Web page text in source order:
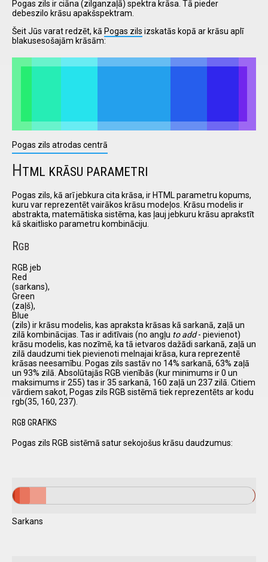
I have
read and
accept the
terms and
Pogas zils ir ciāna (zilganzaļā) spektra krāsa. Tā pieder
debeszilo krāsu apakšspektram.
Šeit Jūs varat redzēt, kā Pogas zils izskatās kopā ar krāsu aplī
blakusesošajām krāsām:
Pogas zils atrodas centrā
HTML KRĀSU PARAMETRI
Pogas zils, kā arī jebkura cita krāsa, ir HTML parametru kopums,
kuru var reprezentēt vairākos krāsu modeļos. Krāsu modelis ir
abstrakta, matemātiska sistēma, kas ļauj jebkuru krāsu aprakstīt
kā skaitlisko parametru kombināciju.
RGB
RGB jeb
Red
(sarkans),
Green
(zaļš),
Blue
(zils) ir krāsu modelis, kas apraksta krāsas kā sarkanā, zaļā un
zilā kombinācijas. Tas ir aditīvais (no angļu to add- pievienot)
krāsu modelis, kas nozīmē, ka tā ietvaros dažādi sarkanā, zaļā un
zilā daudzumi tiek pievienoti melnajai krāsa, kura reprezentē
krāsas neesamību. Pogas zils sastāv no 14% sarkanā, 63% zaļā
un 93% zilā. Absolūtajās RGB vienībās (kur minimums ir 0 un
maksimums ir 255) tas ir 35 sarkanā, 160 zaļā un 237 zilā. Citiem
vārdiem sakot, Pogas zils RGB sistēmā tiek reprezentēts ar kodu
rgb(35, 160, 237).
RGB GRAFIKS
Pogas zils RGB sistēmā satur sekojošus krāsu daudzumus:
Sarkans